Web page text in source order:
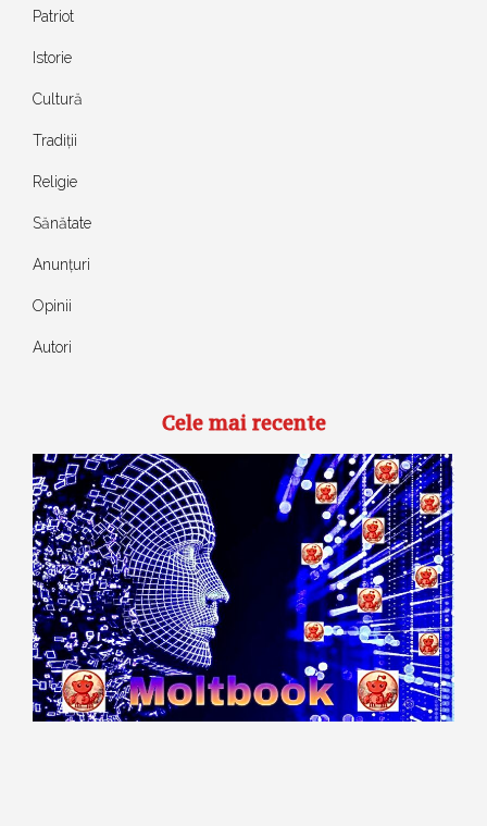
Patriot
Istorie
Cultură
Tradiții
Religie
Sănătate
Anunțuri
Opinii
Autori
Cele mai recente